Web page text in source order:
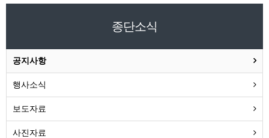
종단소식
공지사항
행사소식
보도자료
사진자료